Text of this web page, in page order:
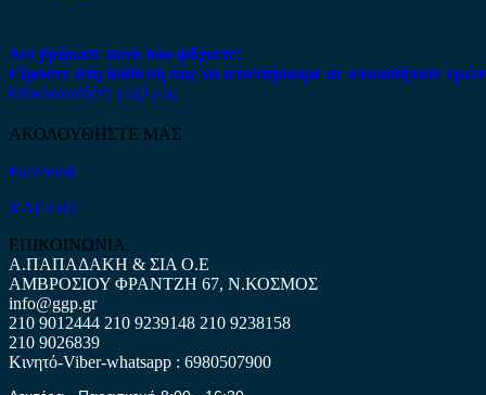
Δεν βρήκατε αυτό που ψάχνετε;
Είμαστε στη διάθεση σας να απαντήσουμε σε οποιαδήποτε
Επικοινωνήστε μαζί μας
ΑΚΟΛΟΥΘΗΣΤΕ ΜΑΣ
Facebook
ΧΑΡΤΗΣ
ΕΠΙΚΟΙΝΩΝΙΑ
Α.ΠΑΠΑΔΑΚΗ & ΣΙΑ Ο.Ε
ΑΜΒΡΟΣΙΟΥ ΦΡΑΝΤΖΗ 67, Ν.ΚΟΣΜΟΣ
info@ggp.gr
210 9012444 210 9239148 210 9238158
210 9026839
Κινητό-Viber-whatsapp : 6980507900